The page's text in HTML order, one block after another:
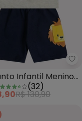
Infantil
Infantil Menino
Cinza
(32)
R$ 130,90